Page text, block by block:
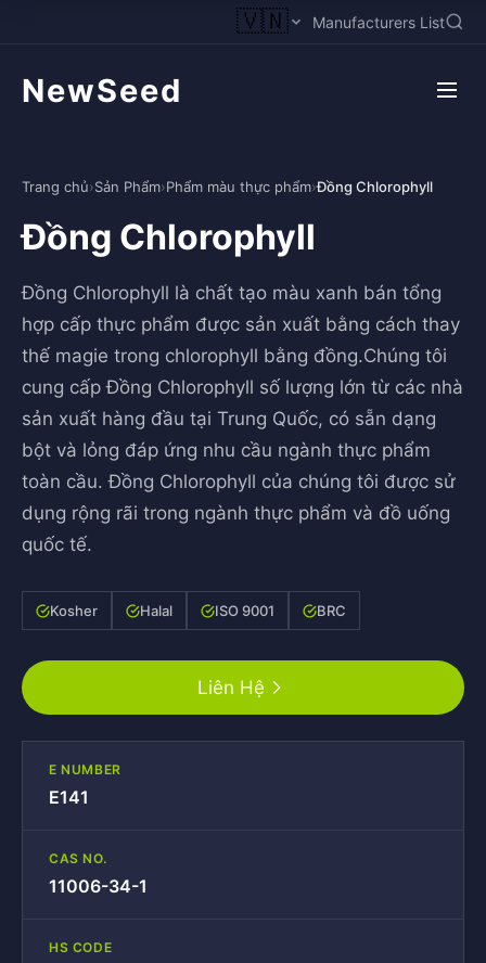
🇻🇳 Manufacturers List
NewSeed
Trang chủ›Sản Phẩm›Phẩm màu thực phẩm›Đồng Chlorophyll
Đồng Chlorophyll
Đồng Chlorophyll là chất tạo màu xanh bán tổng
hợp cấp thực phẩm được sản xuất bằng cách thay
thế magie trong chlorophyll bằng đồng.Chúng tôi
cung cấp Đồng Chlorophyll số lượng lớn từ các nhà
sản xuất hàng đầu tại Trung Quốc, có sẵn dạng
bột và lỏng đáp ứng nhu cầu ngành thực phẩm
toàn cầu. Đồng Chlorophyll của chúng tôi được sử
dụng rộng rãi trong ngành thực phẩm và đồ uống
quốc tế.
Kosher Halal ISO 9001 BRC
Liên Hệ
E NUMBER
E141
CAS NO.
11006-34-1
HS CODE